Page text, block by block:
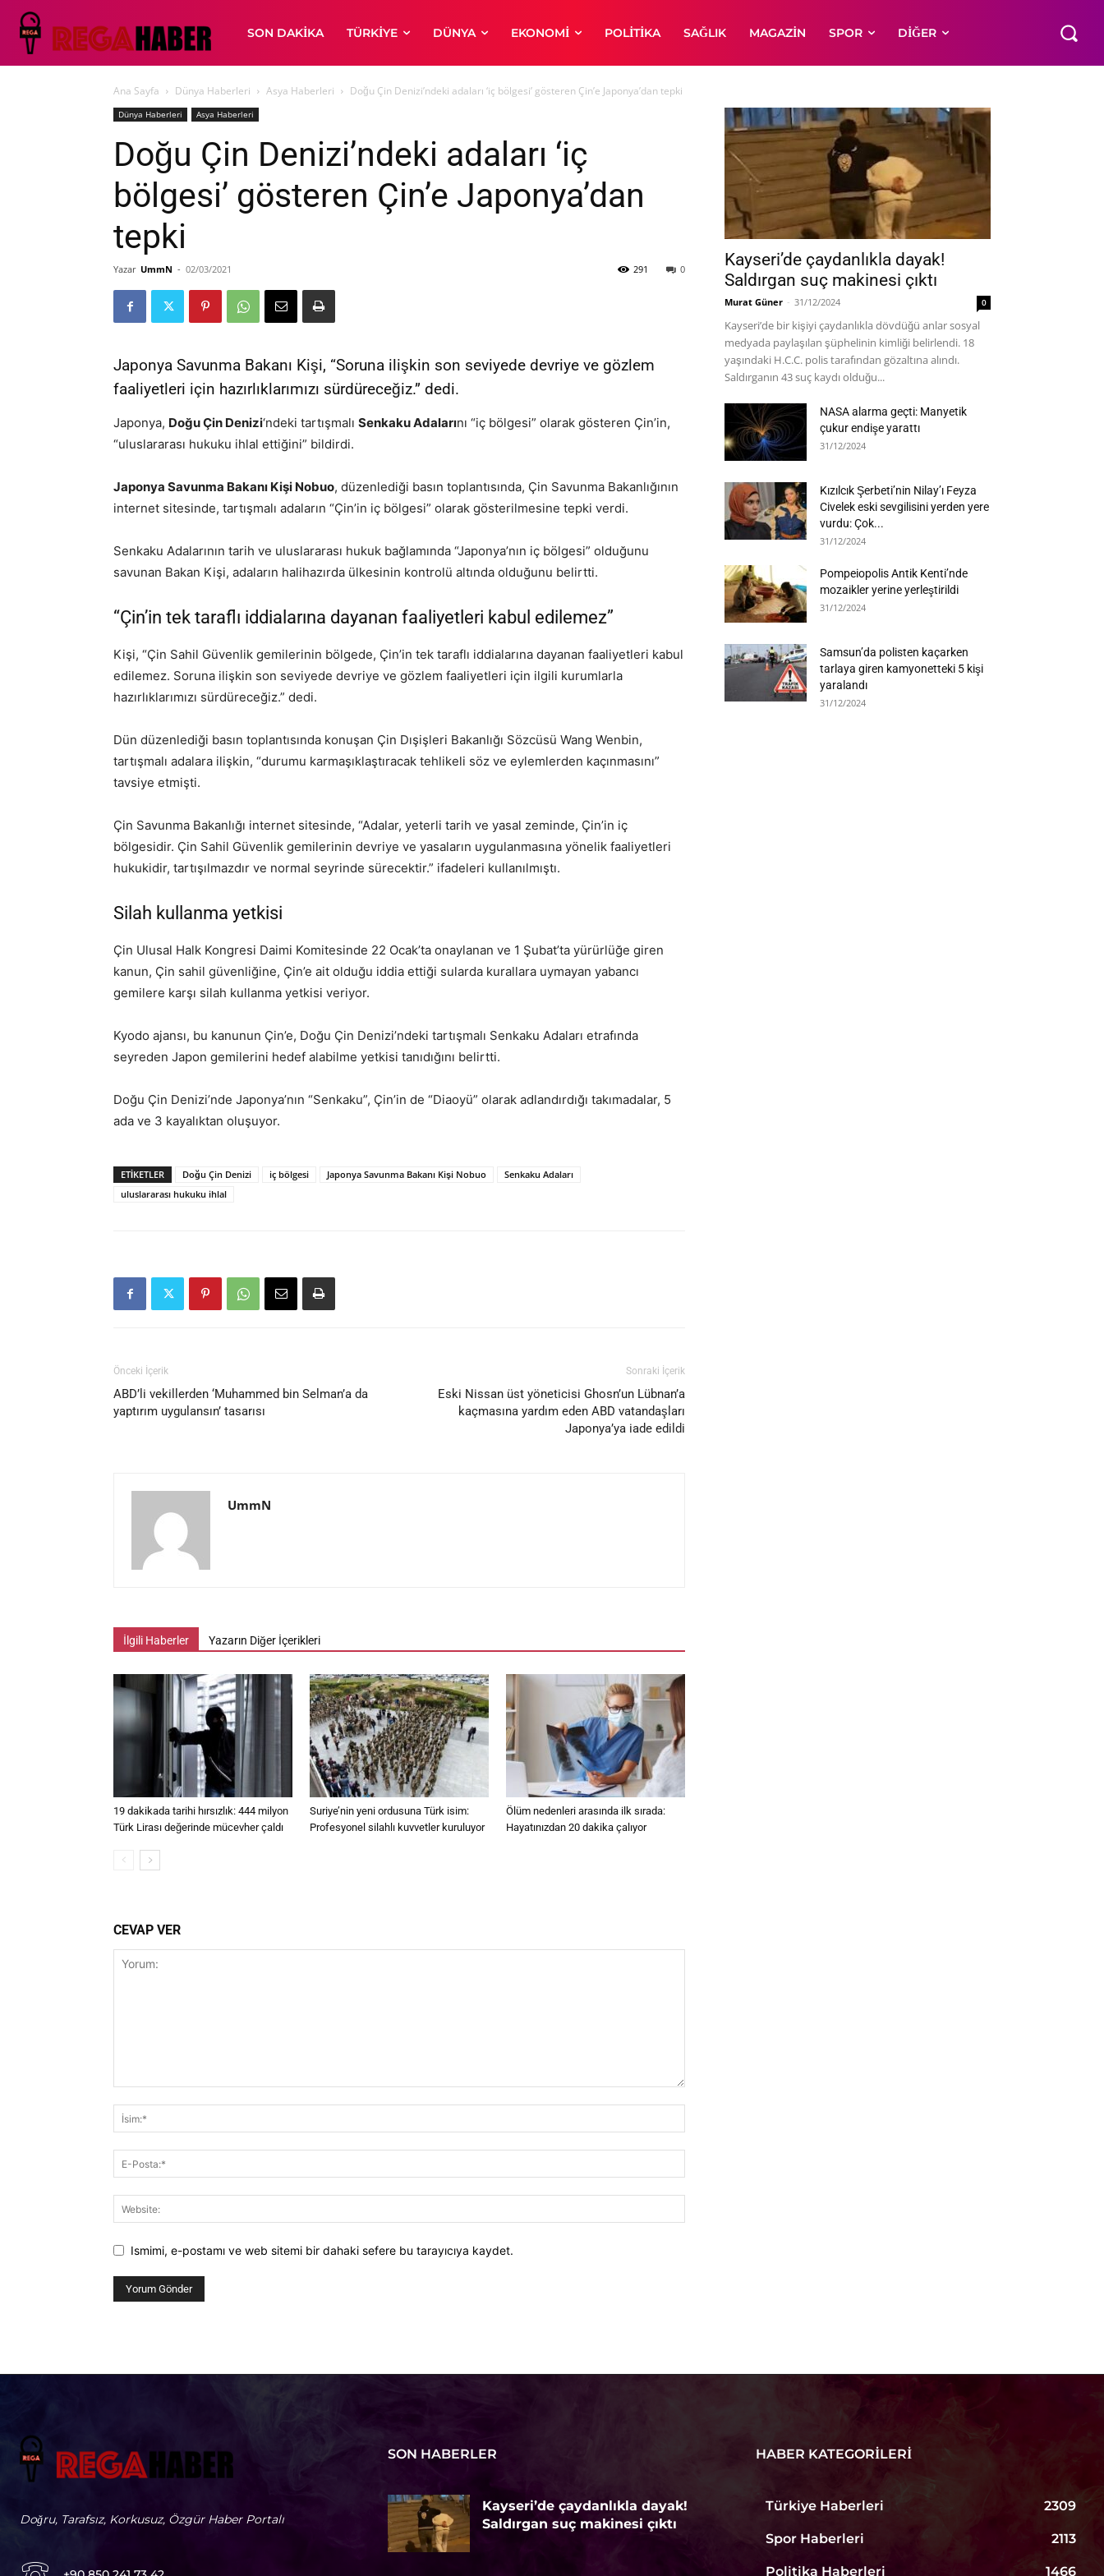
SON DAKIKA TÜRKIYE DÜNYA EKONOMI POLITIKA SAĞLIK MAGAZIN SPOR DIĞER
Ana Sayfa Dünya Haberleri Asya Haberleri Doğu Çin Denizi’ndeki adaları ‘iç bölgesi’ gösteren Çin’e Japonya’dan tepki
Dünya Haberleri Asya Haberleri
Doğu Çin Denizi’ndeki adaları ‘iç
bölgesi’ gösteren Çin’e Japonya’dan
tepki
Yazar UmmN - 02/03/2021 0
291
Japonya Savunma Bakanı Kişi, “Soruna ilişkin son seviyede devriye ve gözlem
faaliyetleri için hazırlıklarımızı sürdüreceğiz.” dedi.
Japonya, Doğu Çin Denizi‘ndeki tartışmalı Senkaku Adalarını “iç bölgesi” olarak gösteren Çin’in,
“uluslararası hukuku ihlal ettiğini” bildirdi.
Japonya Savunma Bakanı Kişi Nobuo, düzenlediği basın toplantısında, Çin Savunma Bakanlığının
internet sitesinde, tartışmalı adaların “Çin’in iç bölgesi” olarak gösterilmesine tepki verdi.
Senkaku Adalarının tarih ve uluslararası hukuk bağlamında “Japonya’nın iç bölgesi” olduğunu
savunan Bakan Kişi, adaların halihazırda ülkesinin kontrolü altında olduğunu belirtti.
“Çin’in tek taraflı iddialarına dayanan faaliyetleri kabul edilemez”
Kişi, “Çin Sahil Güvenlik gemilerinin bölgede, Çin’in tek taraflı iddialarına dayanan faaliyetleri kabul
edilemez. Soruna ilişkin son seviyede devriye ve gözlem faaliyetleri için ilgili kurumlarla
hazırlıklarımızı sürdüreceğiz.” dedi.
Dün düzenlediği basın toplantısında konuşan Çin Dışişleri Bakanlığı Sözcüsü Wang Wenbin,
tartışmalı adalara ilişkin, “durumu karmaşıklaştıracak tehlikeli söz ve eylemlerden kaçınmasını”
tavsiye etmişti.
Çin Savunma Bakanlığı internet sitesinde, “Adalar, yeterli tarih ve yasal zeminde, Çin’in iç
bölgesidir. Çin Sahil Güvenlik gemilerinin devriye ve yasaların uygulanmasına yönelik faaliyetleri
hukukidir, tartışılmazdır ve normal seyrinde sürecektir.” ifadeleri kullanılmıştı.
Silah kullanma yetkisi
Çin Ulusal Halk Kongresi Daimi Komitesinde 22 Ocak’ta onaylanan ve 1 Şubat’ta yürürlüğe giren
kanun, Çin sahil güvenliğine, Çin’e ait olduğu iddia ettiği sularda kurallara uymayan yabancı
gemilere karşı silah kullanma yetkisi veriyor.
Kyodo ajansı, bu kanunun Çin’e, Doğu Çin Denizi’ndeki tartışmalı Senkaku Adaları etrafında
seyreden Japon gemilerini hedef alabilme yetkisi tanıdığını belirtti.
Doğu Çin Denizi’nde Japonya’nın “Senkaku”, Çin’in de “Diaoyü” olarak adlandırdığı takımadalar, 5
ada ve 3 kayalıktan oluşuyor.
ETIKETLER Doğu Çin Denizi iç bölgesi Japonya Savunma Bakanı Kişi Nobuo
Senkaku Adaları
uluslararası hukuku ihlal
Önceki İçerik
ABD’li vekillerden ‘Muhammed bin Selman’a da
yaptırım uygulansın’ tasarısı
Sonraki İçerik
Eski Nissan üst yöneticisi Ghosn’un Lübnan’a
kaçmasına yardım eden ABD vatandaşları
Japonya’ya iade edildi
UmmN
İlgili Haberler Yazarın Diğer İçerikleri
19 dakikada tarihi hırsızlık: 444 milyon
Türk Lirası değerinde mücevher çaldı
Suriye’nin yeni ordusuna Türk isim:
Profesyonel silahlı kuvvetler kuruluyor
Ölüm nedenleri arasında ilk sırada:
Hayatınızdan 20 dakika çalıyor
CEVAP VER
Ismimi, e-postamı ve web sitemi bir dahaki sefere bu tarayıcıya kaydet.
Kayseri’de çaydanlıkla dayak!
Saldırgan suç makinesi çıktı
Murat Güner - 31/12/2024 0
Kayseri’de bir kişiyi çaydanlıkla dövdüğü anlar sosyal
medyada paylaşılan şüphelinin kimliği belirlendi. 18
yaşındaki H.C.C. polis tarafından gözaltına alındı.
Saldırganın 43 suç kaydı olduğu...
NASA alarma geçti: Manyetik
çukur endişe yarattı
31/12/2024
Kızılcık Şerbeti’nin Nilay’ı Feyza
Civelek eski sevgilisini yerden yere
vurdu: Çok...
31/12/2024
Pompeiopolis Antik Kenti’nde
mozaikler yerine yerleştirildi
31/12/2024
Samsun’da polisten kaçarken
tarlaya giren kamyonetteki 5 kişi
yaralandı
31/12/2024
Doğru, Tarafsız, Korkusuz, Özgür Haber Portalı
SON HABERLER
Kayseri’de çaydanlıkla dayak!
Saldırgan suç makinesi çıktı
HABER KATEGORILERI
Türkiye Haberleri 2309
Spor Haberleri 2113
Politika Haberleri 1466